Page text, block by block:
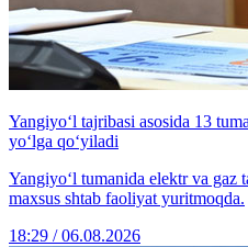
Yangiyo‘l tajribasi asosida 13
yo‘lga qo‘yiladi
Yangiyo‘l tumanida elektr va gaz
maxsus shtab faoliyat yuritmoqda.
18:29 / 06.08.2026